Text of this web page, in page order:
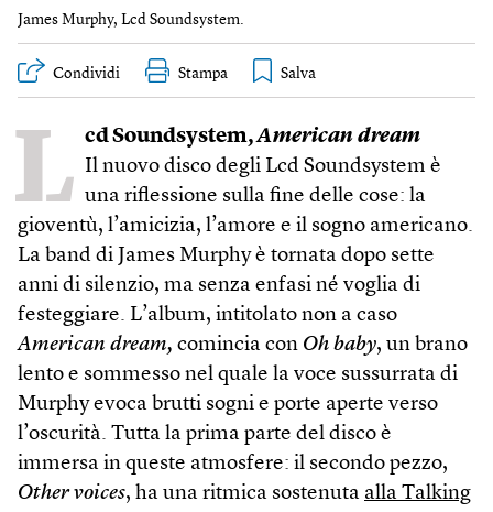
James Murphy, Lcd Soundsystem.
Condividi Stampa
L cd Soundsystem,American dream
Il nuovo disco degli Lcd Soundsystem è
una riflessione sulla fine delle cose: la
gioventù, l’amicizia, l’amore e il sogno americano.
La band di James Murphy è tornata dopo sette
anni di silenzio, ma senza enfasi né voglia di
festeggiare. L’album, intitolato non a caso
American dream, comincia con Oh baby, un brano
lento e sommesso nel quale la voce sussurrata di
Murphy evoca brutti sogni e porte aperte verso
l’oscurità. Tutta la prima parte del disco è
immersa in queste atmosfere: il secondo pezzo,
Other voices, ha una ritmica sostenuta alla Talking